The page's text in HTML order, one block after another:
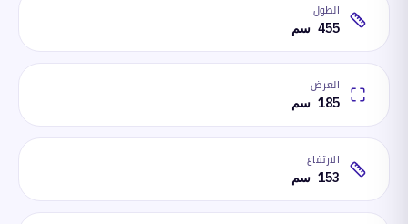
الطول
455 سم
العرض
185 سم
الارتفاع
153 سم